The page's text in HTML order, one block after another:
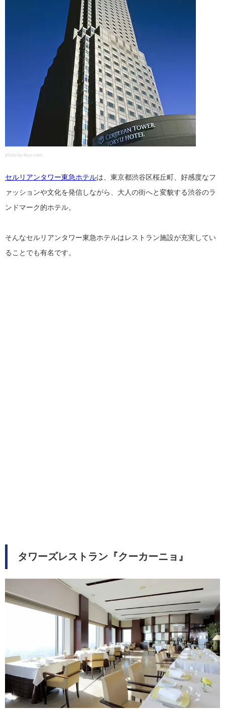
photo by ikyu.com
セルリアンタワー東急ホテルは、東京都渋谷区桜丘町、好感度なフ
ァッションや文化を発信しながら、大人の街へと変貌する渋谷のラ
ンドマーク的ホテル。
そんなセルリアンタワー東急ホテルはレストラン施設が充実してい
ることでも有名です。
タワーズレストラン『クーカーニョ』